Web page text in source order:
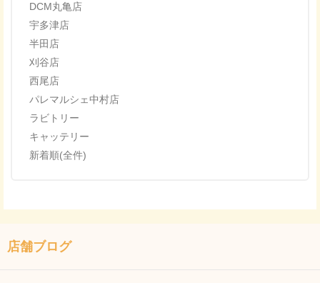
DCM丸亀店
宇多津店
半田店
刈谷店
西尾店
パレマルシェ中村店
ラビトリー
キャッテリー
新着順(全件)
店舗ブログ